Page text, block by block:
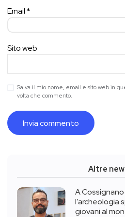
Email*
Sito web
Salva il mio nome, email e sito web in
volta che commento.
Altre
A Cossignano
l’archeologia
giovani al